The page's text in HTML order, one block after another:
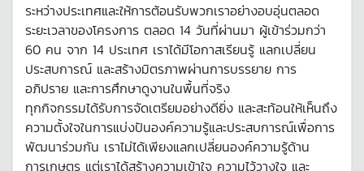
ระหว่างประเทศและให้การต้อนรับพวกเราอย่างอบอุ่นตลอด
ระยะเวลาของโครงการ ตลอด 14 วันที่ผ่านมา ผู้เข้าร่วมกว่า
60 คน จาก 14 ประเทศ เราได้มีโอกาสเรียนรู้ แลกเปลี่ยน
ประสบการณ์ และสร้างมิตรภาพผ่านการบรรยาย การ
อภิปราย และการศึกษาดูงานในพื้นที่จริง
ทุกกิจกรรมได้รับการจัดเตรียมอย่างดียิ่ง และสะท้อนให้เห็นถึง
ความตั้งใจในการแบ่งปันองค์ความรู้และประสบการณ์เพื่อการ
พัฒนาร่วมกัน เราไม่ได้เพียงแลกเปลี่ยนองค์ความรู้ด้าน
การเกษตร แต่เราได้สร้างความเข้าใจ ความไว้วางใจ และ